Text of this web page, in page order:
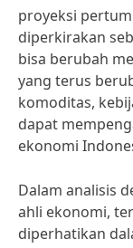
proyeksi
diperkirakan
bisa berubah
yang terus
komoditas,
dapat
ekonomi
Dalam analisis
ahli ekonomi,
diperhatikan